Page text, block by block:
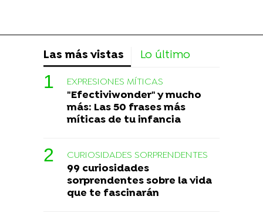
Las más vistas Lo último
EXPRESIONES MÍTICAS
"Efectiviwonder" y mucho
más: Las 50 frases más
míticas de tu infancia
CURIOSIDADES SORPRENDENTES
99 curiosidades
sorprendentes sobre la vida
que te fascinarán